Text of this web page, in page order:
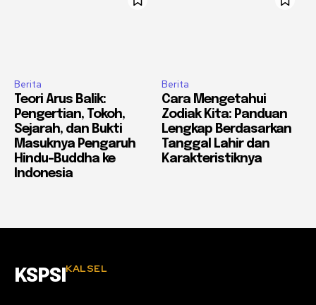
Berita
Teori Arus Balik:
Pengertian, Tokoh,
Sejarah, dan Bukti
Masuknya Pengaruh
Hindu-Buddha ke
Indonesia
Berita
Cara Mengetahui
Zodiak Kita: Panduan
Lengkap Berdasarkan
Tanggal Lahir dan
Karakteristiknya
KSPSI KALSEL